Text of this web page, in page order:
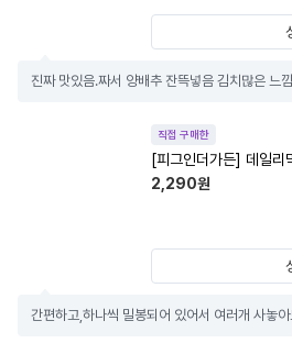
진짜 맛있음.짜서 양배추 잔뜩넣음 김치많은 느
직접 구매한
[피그인더가든] 데일리
2,290원
간편하고,하나씩 밀봉되어 있어서 여러개 사놓